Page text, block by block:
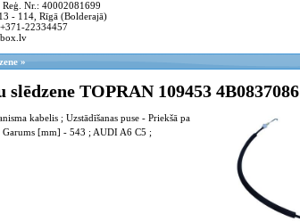
Nr.: 40002081699
- 114, Rīgā (Bolderajā)
22334457
»
TOPRAN 109453 4B0837086
kabelis ; Uzstādīšanas puse - Priekšā pa
Garums [mm] - 543 ; AUDI A6 C5 ;